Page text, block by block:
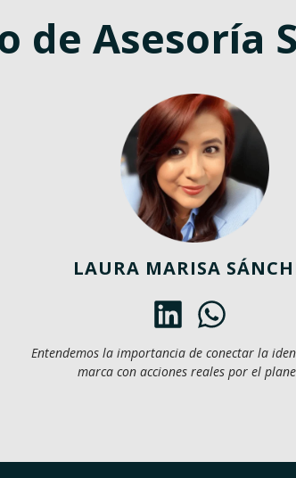
de Asesoría
LAURA MARISA
Entendemos la importancia de conectar la
marca con acciones reales por el